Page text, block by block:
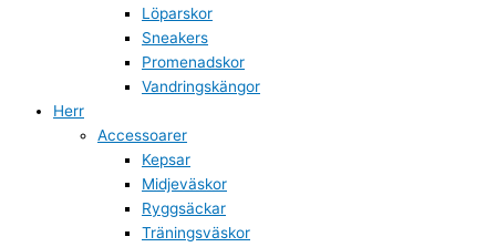
Löparskor
Sneakers
Promenadskor
Vandringskängor
Herr
Accessoarer
Kepsar
Midjeväskor
Ryggsäckar
Träningsväskor